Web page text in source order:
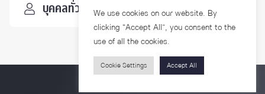
บุคคลทั่วไป
We use cookies on our website. By
clicking “Accept All”, you consent to the
use of all the cookies.
Cookie Settings Accept All